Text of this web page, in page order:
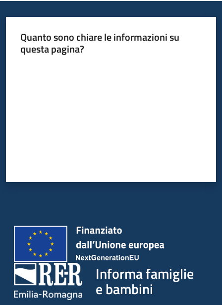
Quanto sono chiare le informazioni su
questa pagina?
Informa famiglie
e bambini